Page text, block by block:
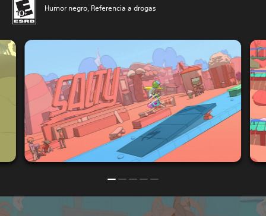
Humor negro, Referencia a drogas